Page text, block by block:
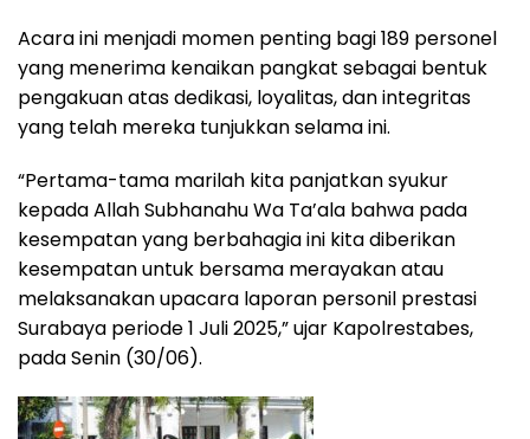
Acara ini menjadi momen penting bagi 189 personel
yang menerima kenaikan pangkat sebagai bentuk
pengakuan atas dedikasi, loyalitas, dan integritas
yang telah mereka tunjukkan selama ini.
“Pertama-tama marilah kita panjatkan syukur
kepada Allah Subhanahu Wa Ta’ala bahwa pada
kesempatan yang berbahagia ini kita diberikan
kesempatan untuk bersama merayakan atau
melaksanakan upacara laporan personil prestasi
Surabaya periode 1 Juli 2025,” ujar Kapolrestabes,
pada Senin (30/06).